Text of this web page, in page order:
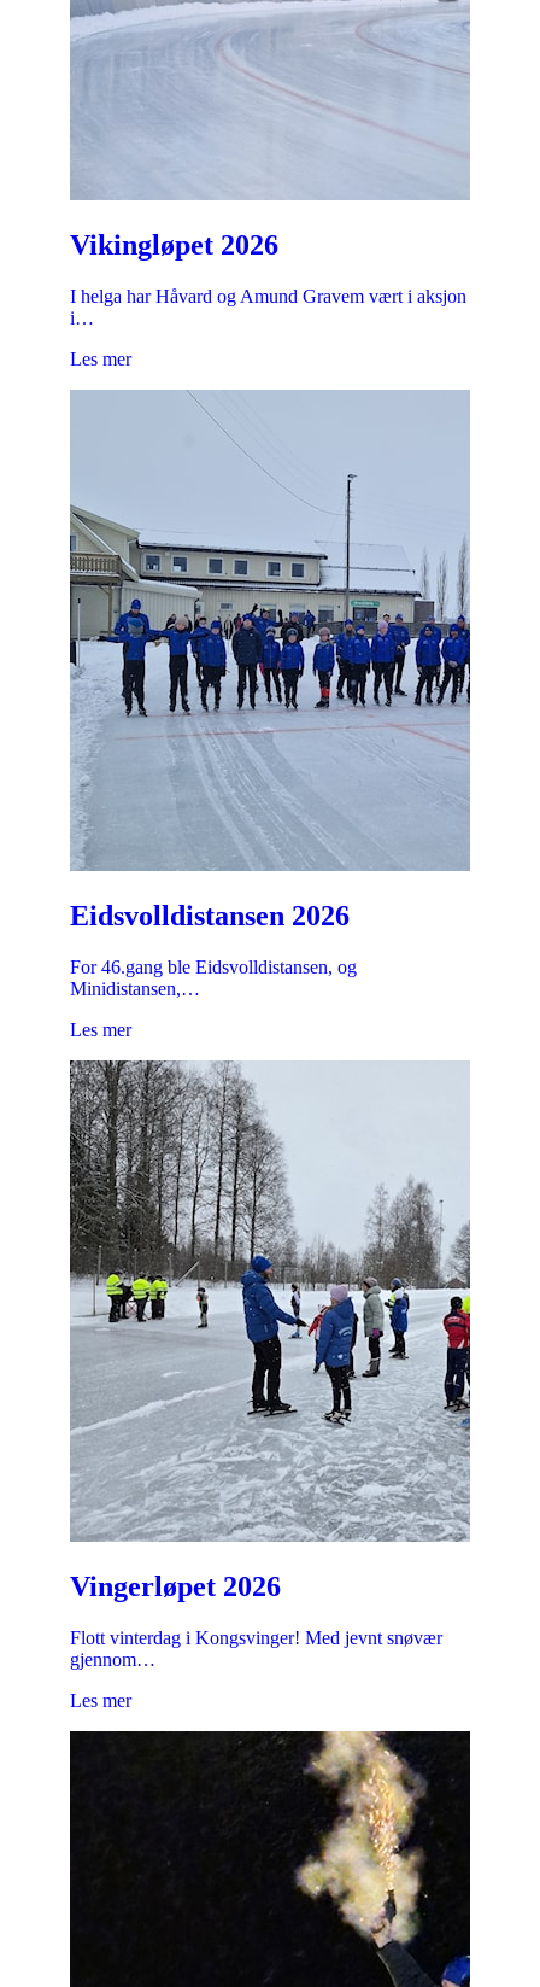
Vikingløpet 2026
I helga har Håvard og Amund Gravem vært i aksjon
i…
Les mer
Eidsvolldistansen 2026
For 46.gang ble Eidsvolldistansen, og
Minidistansen,…
Les mer
Vingerløpet 2026
Flott vinterdag i Kongsvinger! Med jevnt snøvær
gjennom…
Les mer